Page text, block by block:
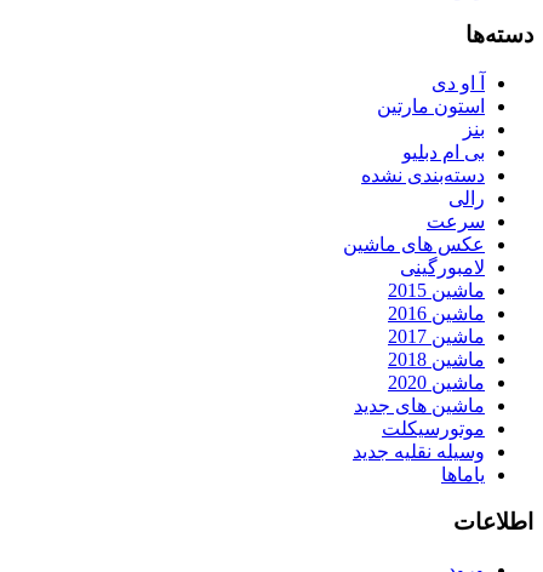
دسته‌ها
آ او دی
استون مارتین
بنز
بی ام دبلیو
دسته‌بندی نشده
رالی
سرعت
عکس های ماشین
لامبورگینی
ماشین 2015
ماشین 2016
ماشین 2017
ماشین 2018
ماشین 2020
ماشین های جدید
موتورسیکلت
وسیله نقلیه جدید
یاماها
اطلاعات